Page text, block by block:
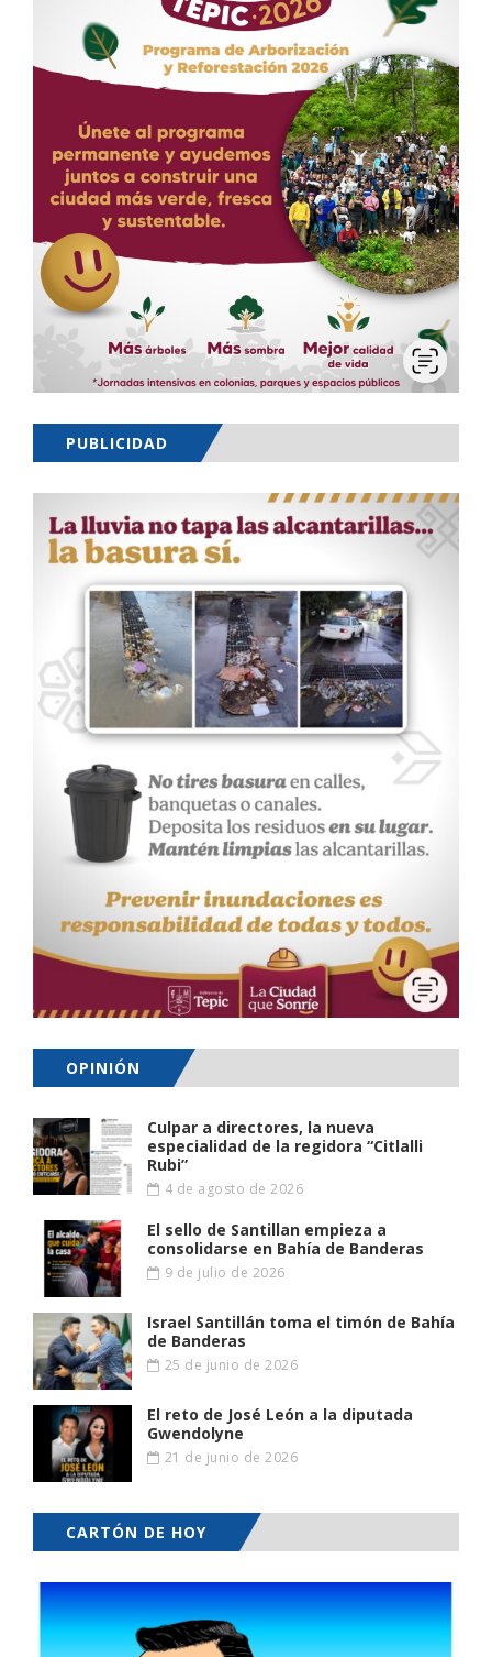
PUBLICIDAD
OPINIÓN
Culpar a directores, la nueva
especialidad de la regidora “Citlalli
Rubi”
4 de agosto de 2026
El sello de Santillan empieza a
consolidarse en Bahía de Banderas
9 de julio de 2026
Israel Santillán toma el timón de Bahía
de Banderas
25 de junio de 2026
El reto de José León a la diputada
Gwendolyne
21 de junio de 2026
CARTÓN DE HOY